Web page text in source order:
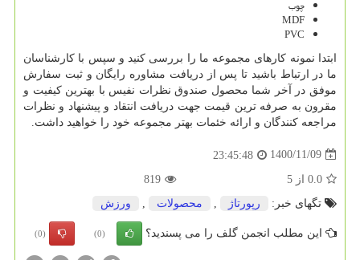
چوب
MDF
PVC
ابتدا نمونه کارهای مجموعه ما را بررسی کنید و سپس با کارشناسان
ما در ارتباط باشید تا پس از دریافت مشاوره رایگان و ثبت سفارش
موفق در آخر شما محصول صندوق نظرات نفیس با بهترین کیفیت و
مقرون به صرفه ترین قیمت جهت دریافت انتقاد و پیشنهاد و نظرات
مراجعه کنندگان و ارائه خئمات بهتر مجموعه خود را خواهید داشت.
1400/11/09
23:45:48
0.0 از 5
819
تگهای خبر:
رپورتاژ محصولات ورزش
این مطلب انجمن گلف را می پسندید؟ (0)
(0)